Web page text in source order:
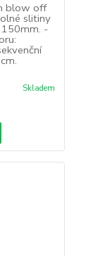
blow off
slitiny
-
Skladem